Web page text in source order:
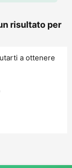
risultato per
a ottenere